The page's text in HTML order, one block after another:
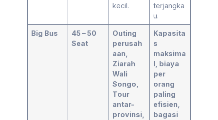
kecil.
terjangka
u.
Big Bus
45 – 50
Seat
Outing
perusah
aan,
Ziarah
Wali
Songo,
Tour
antar-
provinsi,
Kapasita
s
maksima
l, biaya
per
orang
paling
efisien,
bagasi